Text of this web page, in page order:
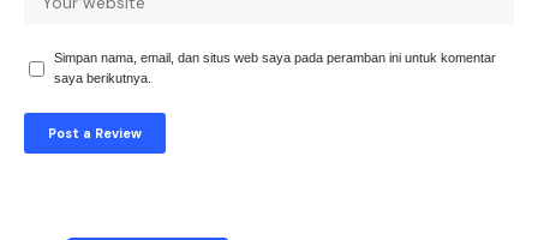
Simpan nama, email, dan situs web saya pada peramban ini untuk komentar
saya berikutnya.